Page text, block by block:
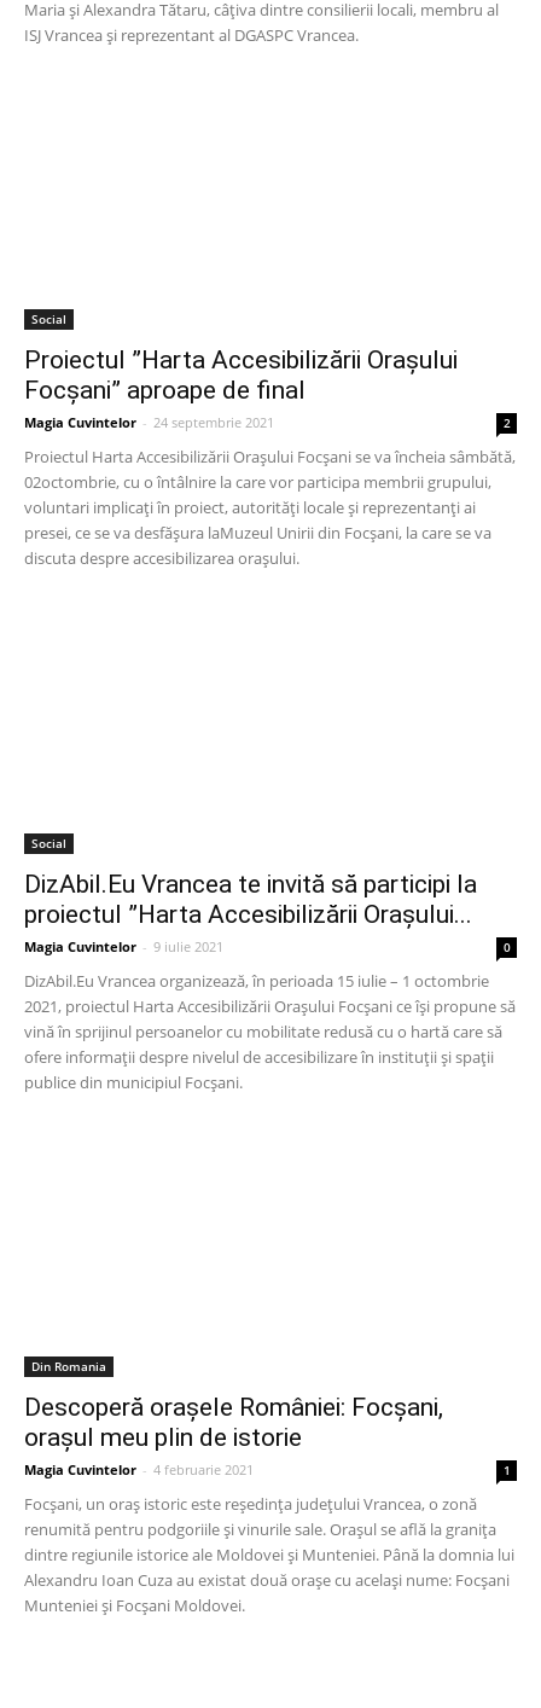
Maria și Alexandra Tătaru, câțiva dintre consilierii locali, membru al
ISJ Vrancea și reprezentant al DGASPC Vrancea.
Social
Proiectul ”Harta Accesibilizării Orașului
Focșani” aproape de final
Magia Cuvintelor - 24 septembrie 2021 2
Proiectul Harta Accesibilizării Orașului Focșani se va încheia sâmbătă,
02octombrie, cu o întâlnire la care vor participa membrii grupului,
voluntari implicați în proiect, autorități locale și reprezentanți ai
presei, ce se va desfășura laMuzeul Unirii din Focșani, la care se va
discuta despre accesibilizarea orașului.
Social
DizAbil.Eu Vrancea te invită să participi la
proiectul ”Harta Accesibilizării Orașului...
Magia Cuvintelor - 9 iulie 2021 0
DizAbil.Eu Vrancea organizează, în perioada 15 iulie – 1 octombrie
2021, proiectul Harta Accesibilizării Orașului Focșani ce își propune să
vină în sprijinul persoanelor cu mobilitate redusă cu o hartă care să
ofere informații despre nivelul de accesibilizare în instituții și spații
publice din municipiul Focșani.
Din Romania
Descoperă orașele României: Focșani,
orașul meu plin de istorie
Magia Cuvintelor - 4 februarie 2021 1
Focșani, un oraș istoric este reședința județului Vrancea, o zonă
renumită pentru podgoriile și vinurile sale. Orașul se află la granița
dintre regiunile istorice ale Moldovei și Munteniei. Până la domnia lui
Alexandru Ioan Cuza au existat două orașe cu același nume: Focșani
Munteniei și Focșani Moldovei.